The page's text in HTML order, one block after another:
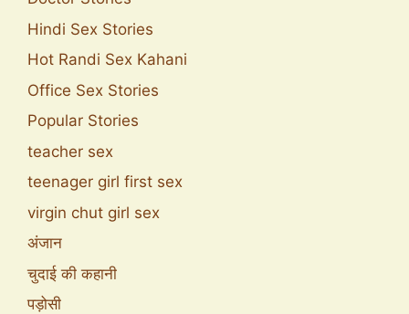
Hindi Sex Stories
Hot Randi Sex Kahani
Office Sex Stories
Popular Stories
teacher sex
teenager girl first sex
virgin chut girl sex
अंजान
चुदाई की कहानी
पड़ोसी